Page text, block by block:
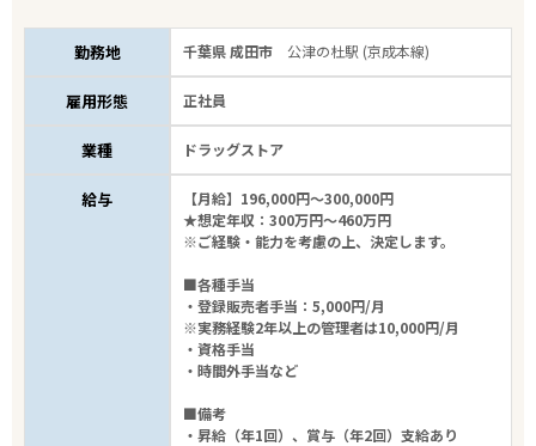
勤務地 千葉県 成田市 公津の杜駅 (京成本線)
雇用形態 正社員
業種 ドラッグストア
給与
【月給】196,000円～300,000円
★想定年収：300万円～460万円
※ご経験・能力を考慮の上、決定します。
■各種手当
・登録販売者手当：5,000円/月
※実務経験2年以上の管理者は10,000円/月
・資格手当
・時間外手当など
■備考
・昇給（年1回）、賞与（年2回）支給あり